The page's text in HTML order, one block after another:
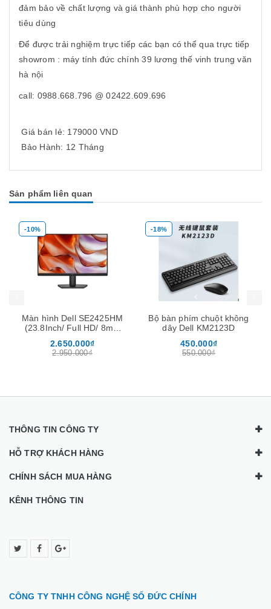
đảm bảo về chất lượng và giá thành phù hợp cho người
tiêu dùng
Để được trải nghiệm trực tiếp các bạn có thể qua trực tiếp
showrom : máy tính đức chính 39 lương thế vinh trung văn
hà nội
call: 0988.668.796 @ 02422.609.696
Giá bán lẻ: 179000 VND
Bảo Hành: 12 Tháng
Sản phẩm liên quan
Bộ bàn phím chuột không
dây Dell KM2123D
450.000₫
550.000₫
-28%
LAPTOP HP PROBOOK
450 G5 / chip i3-7020u /
màn 15.6″
3.950.000₫
5.500.000₫
Mua hàng Mua hàng
THÔNG TIN CÔNG TY
HỖ TRỢ KHÁCH HÀNG
CHÍNH SÁCH MUA HÀNG
KÊNH THÔNG TIN
CÔNG TY TNHH CÔNG NGHỆ SỐ ĐỨC CHÍNH